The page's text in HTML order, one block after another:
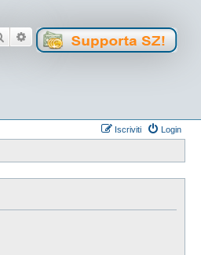
Cerca Ricerca avanzata
Login
Iscriviti